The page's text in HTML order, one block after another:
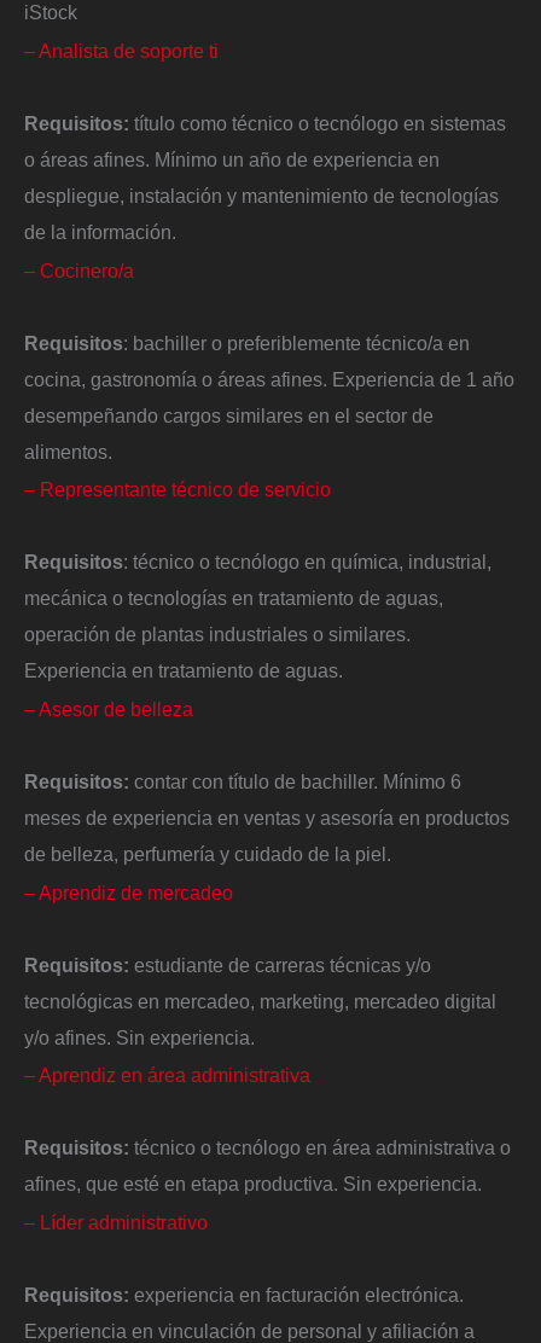
iStock
– Analista de soporte ti
Requisitos: título como técnico o tecnólogo en sistemas
o áreas afines. Mínimo un año de experiencia en
despliegue, instalación y mantenimiento de tecnologías
de la información.
– Cocinero/a
Requisitos: bachiller o preferiblemente técnico/a en
cocina, gastronomía o áreas afines. Experiencia de 1 año
desempeñando cargos similares en el sector de
alimentos.
– Representante técnico de servicio
Requisitos: técnico o tecnólogo en química, industrial,
mecánica o tecnologías en tratamiento de aguas,
operación de plantas industriales o similares.
Experiencia en tratamiento de aguas.
– Asesor de belleza
Requisitos: contar con título de bachiller. Mínimo 6
meses de experiencia en ventas y asesoría en productos
de belleza, perfumería y cuidado de la piel.
– Aprendiz de mercadeo
Requisitos: estudiante de carreras técnicas y/o
tecnológicas en mercadeo, marketing, mercadeo digital
y/o afines. Sin experiencia.
– Aprendiz en área administrativa
Requisitos: técnico o tecnólogo en área administrativa o
afines, que esté en etapa productiva. Sin experiencia.
– Líder administrativo
Requisitos: experiencia en facturación electrónica.
Experiencia en vinculación de personal y afiliación a